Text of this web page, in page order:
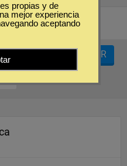
FILTRAR
propias y de
mejor experiencia
aceptando